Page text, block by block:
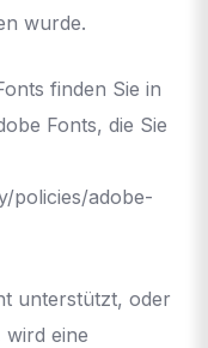
wurde.
finden Sie in
Fonts, die Sie
policies/adobe-
unterstützt, oder
wird eine